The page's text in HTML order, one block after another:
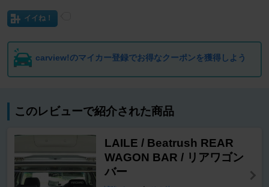
イイね！
carview!のマイカー登録でお得なクーポンを獲得しよう
このレビューで紹介された商品
LAILE / Beatrush REAR
WAGON BAR / リアワゴン
バー